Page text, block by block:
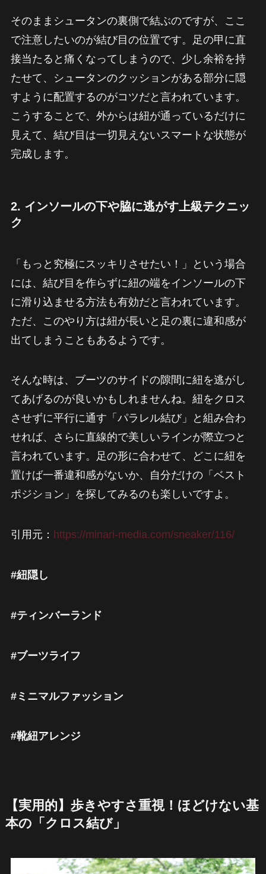
そのままシュータンの裏側で結ぶのですが、ここ
で注意したいのが結び目の位置です。足の甲に直
接当たると痛くなってしまうので、少し余裕を持
たせて、シュータンのクッションがある部分に隠
すように配置するのがコツだと言われています。
こうすることで、外からは紐が通っているだけに
見えて、結び目は一切見えないスマートな状態が
完成します。
2. インソールの下や脇に逃がす上級テクニッ
ク
「もっと究極にスッキリさせたい！」という場合
には、結び目を作らずに紐の端をインソールの下
に滑り込ませる方法も有効だと言われています。
ただ、このやり方は紐が長いと足の裏に違和感が
出てしまうこともあるようです。
そんな時は、ブーツのサイドの隙間に紐を逃がし
てあげるのが良いかもしれませんね。紐をクロス
させずに平行に通す「パラレル結び」と組み合わ
せれば、さらに直線的で美しいラインが際立つと
言われています。足の形に合わせて、どこに紐を
置けば一番違和感がないか、自分だけの「ベスト
ポジション」を探してみるのも楽しいですよ。
引用元： https://minari-media.com/sneaker/116/
#紐隠し
#ティンバーランド
#ブーツライフ
#ミニマルファッション
#靴紐アレンジ
【実用的】歩きやすさ重視！ほどけない基
本の「クロス結び」